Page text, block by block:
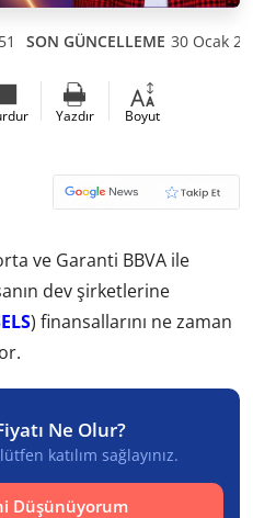
SON GÜNCELLEME 30 Ocak
Yazdır Boyut
ve Garanti BBVA ile
dev şirketlerine
) finansallarını ne zaman
Ne Olur?
katılım sağlayınız.
Düşünüyorum